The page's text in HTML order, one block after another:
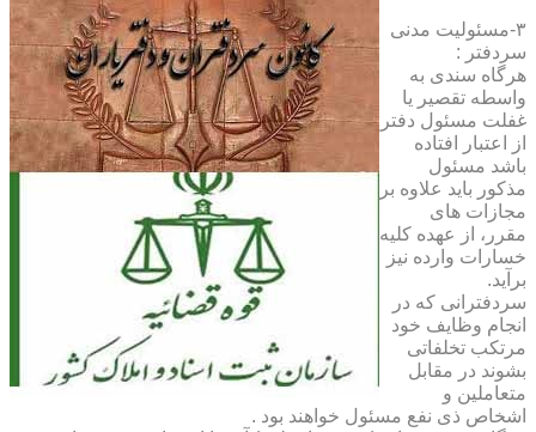
۳-مسئولیت مدنی
سردفتر :
هرگاه سندی به
واسطه تقصیر یا
غفلت مسئول دفتر
از اعتبار افتاده
باشد مسئول
مذکور باید علاوه بر
مجازات های
مقرر، از عهده کلیه
خسارات وارده نیز
برآید.
سردفترانی که در
انجام وظایف خود
مرتکب تخلفاتی
بشوند در مقابل
متعاملین و
اشخاص ذی نفع مسئول خواهند بود .